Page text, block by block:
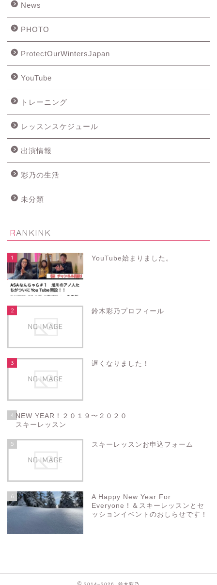
News
PHOTO
ProtectOurWintersJapan
YouTube
トレーニング
レッスンスケジュール
出演情報
彩乃の生活
未分類
RANKINK
1 YouTube始まりました。
2 鈴木彩乃プロフィール
3 遅くなりました！
4 NEW YEAR！２０１９〜２０２０
スキーレッスン
5 スキーレッスンお申込フォーム
6
A Happy New Year For
Everyone！＆スキーレッスンとセ
ッションイベントのおしらせです！